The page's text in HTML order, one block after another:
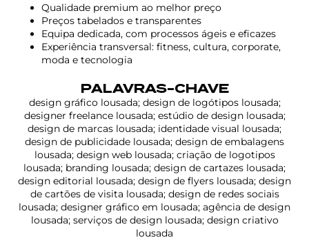
Qualidade premium ao melhor preço
Preços tabelados e transparentes
Equipa dedicada, com processos ágeis e eficazes
Experiência transversal: fitness, cultura, corporate,
moda e tecnologia
PALAVRAS-CHAVE
design gráfico lousada; design de logótipos lousada;
designer freelance lousada; estúdio de design lousada;
design de marcas lousada; identidade visual lousada;
design de publicidade lousada; design de embalagens
lousada; design web lousada; criação de logotipos
lousada; branding lousada; design de cartazes lousada;
design editorial lousada; design de flyers lousada; design
de cartões de visita lousada; design de redes sociais
lousada; designer gráfico em lousada; agência de design
lousada; serviços de design lousada; design criativo
lousada